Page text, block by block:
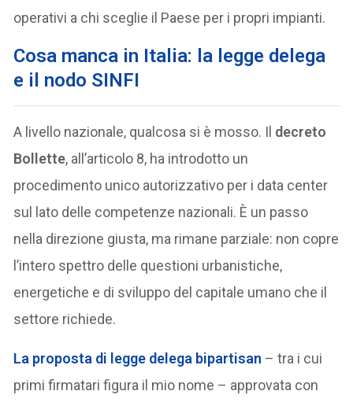
operativi a chi sceglie il Paese per i propri impianti.
Cosa manca in Italia: la legge delega
e il nodo SINFI
A livello nazionale, qualcosa si è mosso. Il decreto
Bollette, all’articolo 8, ha introdotto un
procedimento unico autorizzativo per i data center
sul lato delle competenze nazionali. È un passo
nella direzione giusta, ma rimane parziale: non copre
l’intero spettro delle questioni urbanistiche,
energetiche e di sviluppo del capitale umano che il
settore richiede.
La proposta di legge delega bipartisan – tra i cui
primi firmatari figura il mio nome – approvata con